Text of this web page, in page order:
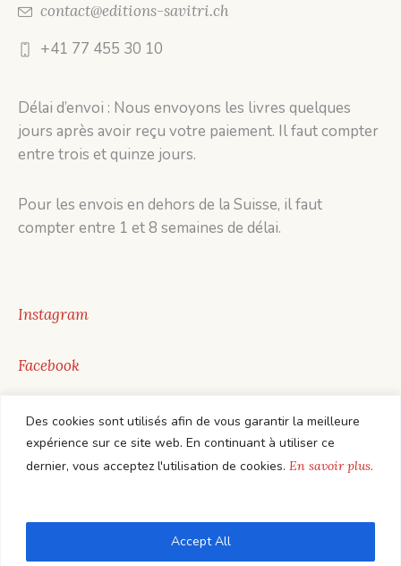
Des cookies sont utilisés afin de vous garantir la meilleure
expérience sur ce site web. En continuant à utiliser ce
dernier, vous acceptez l'utilisation de cookies. En savoir plus.
Accept All
contact@editions-savitri.ch
+41 77 455 30 10
Délai d’envoi : Nous envoyons les livres quelques
jours après avoir reçu votre paiement. Il faut compter
entre trois et quinze jours.
Pour les envois en dehors de la Suisse, il faut
compter entre 1 et 8 semaines de délai.
Instagram
Facebook
Youtube